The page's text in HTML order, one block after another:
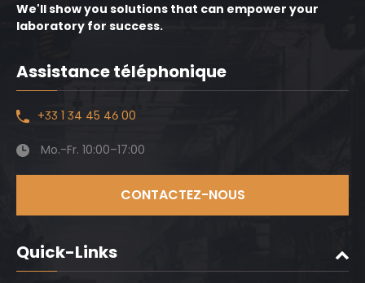
We'll show you solutions that can empower your
laboratory for success.
Assistance téléphonique
+33 1 34 45 46 00
Mo.-Fr. 10:00–17:00
CONTACTEZ-NOUS
Quick-Links